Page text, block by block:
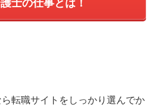
士の仕事とは！
転職サイトをしっかり選んでか